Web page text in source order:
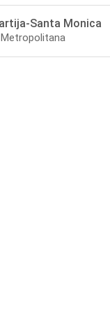
Santa Monica